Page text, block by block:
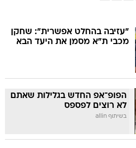
"עזיבה בהחלט אפשרית": שחקן
מכבי ת"א מסמן את היעד הבא
הפופ־אפ החדש בגלילות שאתם
לא רוצים לפספס
בשיתוף allin